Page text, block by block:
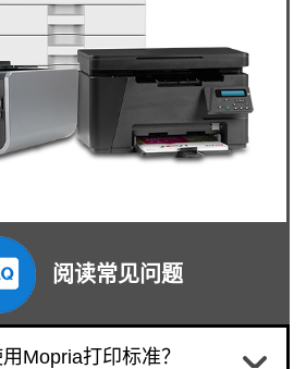
阅读常见问题
Mopria打印标准？